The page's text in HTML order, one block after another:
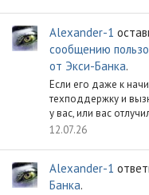
Alexander-1
сообщению
от Экси-Банка.
Если его даже к
техподдержку и
у вас, или вас
12.07.26
Alexander-1
Банка.